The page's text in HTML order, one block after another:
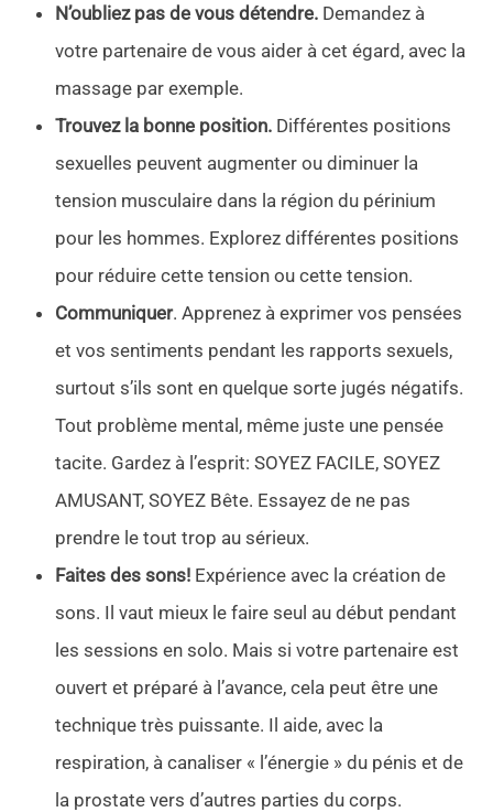
N’oubliez pas de vous détendre.Demandez à
votre partenaire de vous aider à cet égard, avec la
massage par exemple.
Trouvez la bonne position. Différentes positions
sexuelles peuvent augmenter ou diminuer la
tension musculaire dans la région du périnium
pour les hommes. Explorez différentes positions
pour réduire cette tension ou cette tension.
Communiquer. Apprenez à exprimer vos pensées
et vos sentiments pendant les rapports sexuels,
surtout s’ils sont en quelque sorte jugés négatifs.
Tout problème mental, même juste une pensée
tacite. Gardez à l’esprit: SOYEZ FACILE, SOYEZ
AMUSANT, SOYEZ Bête. Essayez de ne pas
prendre le tout trop au sérieux.
Faites des sons! Expérience avec la création de
sons. Il vaut mieux le faire seul au début pendant
les sessions en solo. Mais si votre partenaire est
ouvert et préparé à l’avance, cela peut être une
technique très puissante. Il aide, avec la
respiration, à canaliser « l’énergie » du pénis et de
la prostate vers d’autres parties du corps.